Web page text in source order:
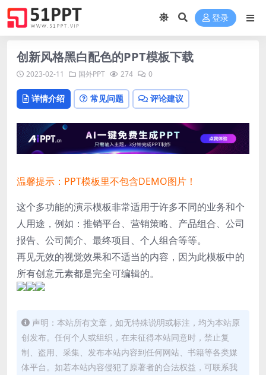
登录
创新风格黑白配色的PPT模板下载
2023-02-11 国外PPT 274 0
详情介绍 常见问题 评论建议
温馨提示：PPT模板里不包含DEMO图片！
这个多功能的演示模板非常适用于许多不同的业务和个
人用途，例如：推销平台、营销策略、产品组合、公司
报告、公司简介、最终项目、个人组合等等。
再见无效的视觉效果和不适当的内容，因为此模板中的
所有创意元素都是完全可编辑的。
声明：本站所有文章，如无特殊说明或标注，均为本站原
创发布。任何个人或组织，在未征得本站同意时，禁止复
制、盗用、采集、发布本站内容到任何网站、书籍等各类媒
体平台。如若本站内容侵犯了原著者的合法权益，可联系我